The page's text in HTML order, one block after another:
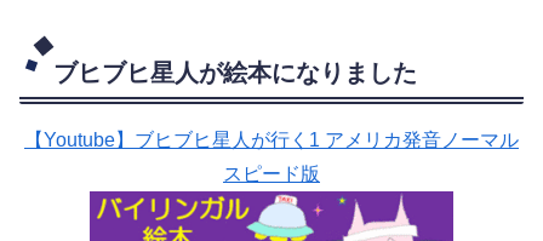
ブヒブヒ星人が絵本になりました
【Youtube】ブヒブヒ星人が行く1 アメリカ発音ノーマル
スピード版